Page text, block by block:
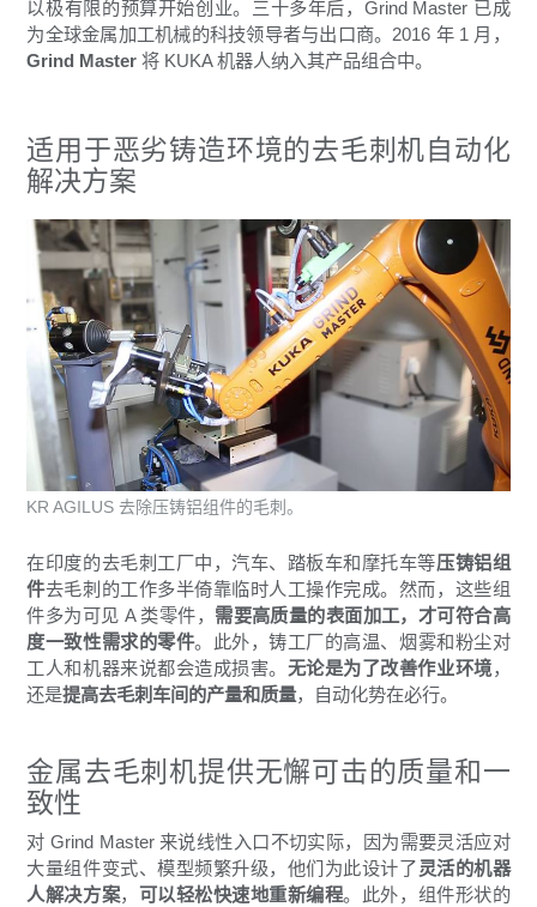
以极有限的预算开始创业。三十多年后，Grind Master 已成
为全球金属加工机械的科技领导者与出口商。2016 年 1 月，
Grind Master 将 KUKA 机器人纳入其产品组合中。
适用于恶劣铸造环境的去毛刺机自动化
解决方案
在印度的去毛刺工厂中，汽车、踏板车和摩托车等压铸铝组
件去毛刺的工作多半倚靠临时人工操作完成。然而，这些组
件多为可见 A 类零件， 需要高质量的表面加工，才可符合高
度一致性需求的零件。此外，铸工厂的高温、烟雾和粉尘对
工人和机器来说都会造成损害。 无论是为了改善作业环境，
还是提高去毛刺车间的产量和质量，自动化势在必行。
KR AGILUS 去除压铸铝组件的毛刺。
金属去毛刺机提供无懈可击的质量和一
致性
对 Grind Master 来说线性入口不切实际，因为需要灵活应对
大量组件变式、模型频繁升级，他们为此设计了灵活的机器
人解决方案， 可以轻松快速地重新编程。此外，组件形状的